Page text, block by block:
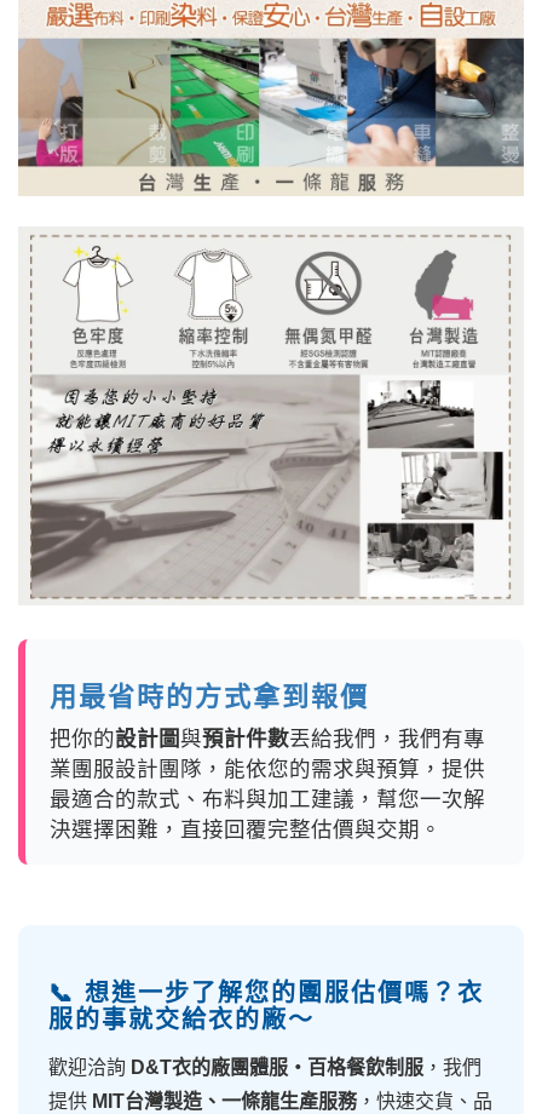
用最省時的方式拿到報價
把你的設計圖與預計件數丟給我們，我們有專
業團服設計團隊，能依您的需求與預算，提供
最適合的款式、布料與加工建議，幫您一次解
決選擇困難，直接回覆完整估價與交期。
📞 想進一步了解您的團服估價嗎？衣
服的事就交給衣的廠～
歡迎洽詢 D&T衣的廠團體服・百格餐飲制服 ，我們
提供 MIT台灣製造、一條龍生產服務，快速交貨、品